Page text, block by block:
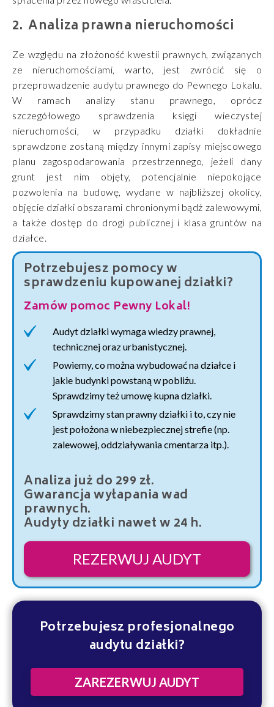
Analiza prawna nieruchomości
Ze względu na złożoność kwestii prawnych, związanych
ze nieruchomościami, warto, jest zwrócić się o
przeprowadzenie audytu prawnego do Pewnego Lokalu.
W ramach analizy stanu prawnego, oprócz
szczegółowego sprawdzenia księgi wieczystej
nieruchomości, w przypadku działki dokładnie
sprawdzone zostaną między innymi zapisy miejscowego
planu zagospodarowania przestrzennego, jeżeli dany
grunt jest nim objęty, potencjalnie niepokojące
pozwolenia na budowę, wydane w najbliższej okolicy,
objęcie działki obszarami chronionymi bądź zalewowymi,
a także dostęp do drogi publicznej i klasa gruntów na
działce.
Potrzebujesz pomocy w
sprawdzeniu kupowanej działki?
Zamów pomoc Pewny Lokal!
Audyt działki wymaga wiedzy prawnej,
technicznej oraz urbanistycznej.
Powiemy, co można wybudować na działce i
jakie budynki powstaną w pobliżu.
Sprawdzimy też umowę kupna działki.
Sprawdzimy stan prawny działki i to, czy nie
jest położona w niebezpiecznej strefie (np.
zalewowej, oddziaływania cmentarza itp.).
Analiza już do 299 zł.
Gwarancja wyłapania wad
prawnych.
Audyty działki nawet w 24 h.
REZERWUJ AUDYT
Potrzebujesz profesjonalnego
audytu działki?
ZAREZERWUJ AUDYT